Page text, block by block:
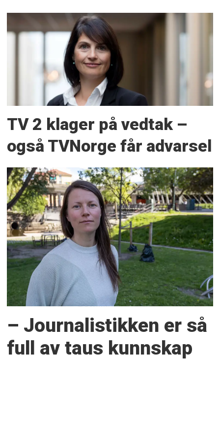
TV 2 klager på vedtak –
også TVNorge får advarsel
– Journalistikken er så
full av taus kunnskap